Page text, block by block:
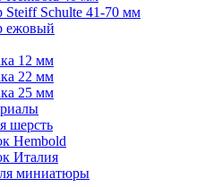
Steiff Schulte 41-70 мм
ежовый
12 мм
22 мм
25 мм
шерсть
Hembold
Италия
миниатюры